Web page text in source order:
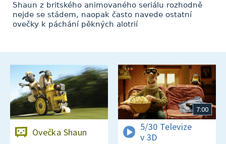
Shaun z britského animovaného seriálu rozhodně
nejde se stádem, naopak často navede ostatní
ovečky k páchání pěkných alotrií
Ovečka Shaun
7:00
5/30 Televize
v 3D